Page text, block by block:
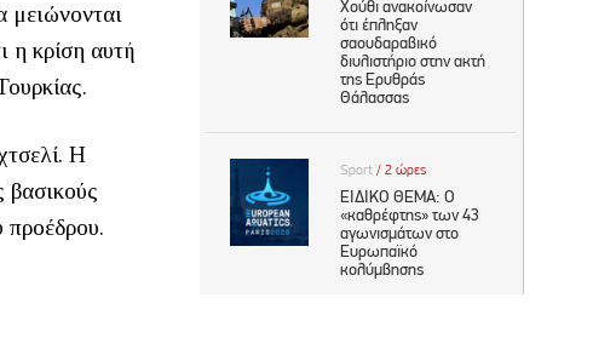
μειώνονται
η κρίση αυτή
Η
βασικούς
προέδρου.